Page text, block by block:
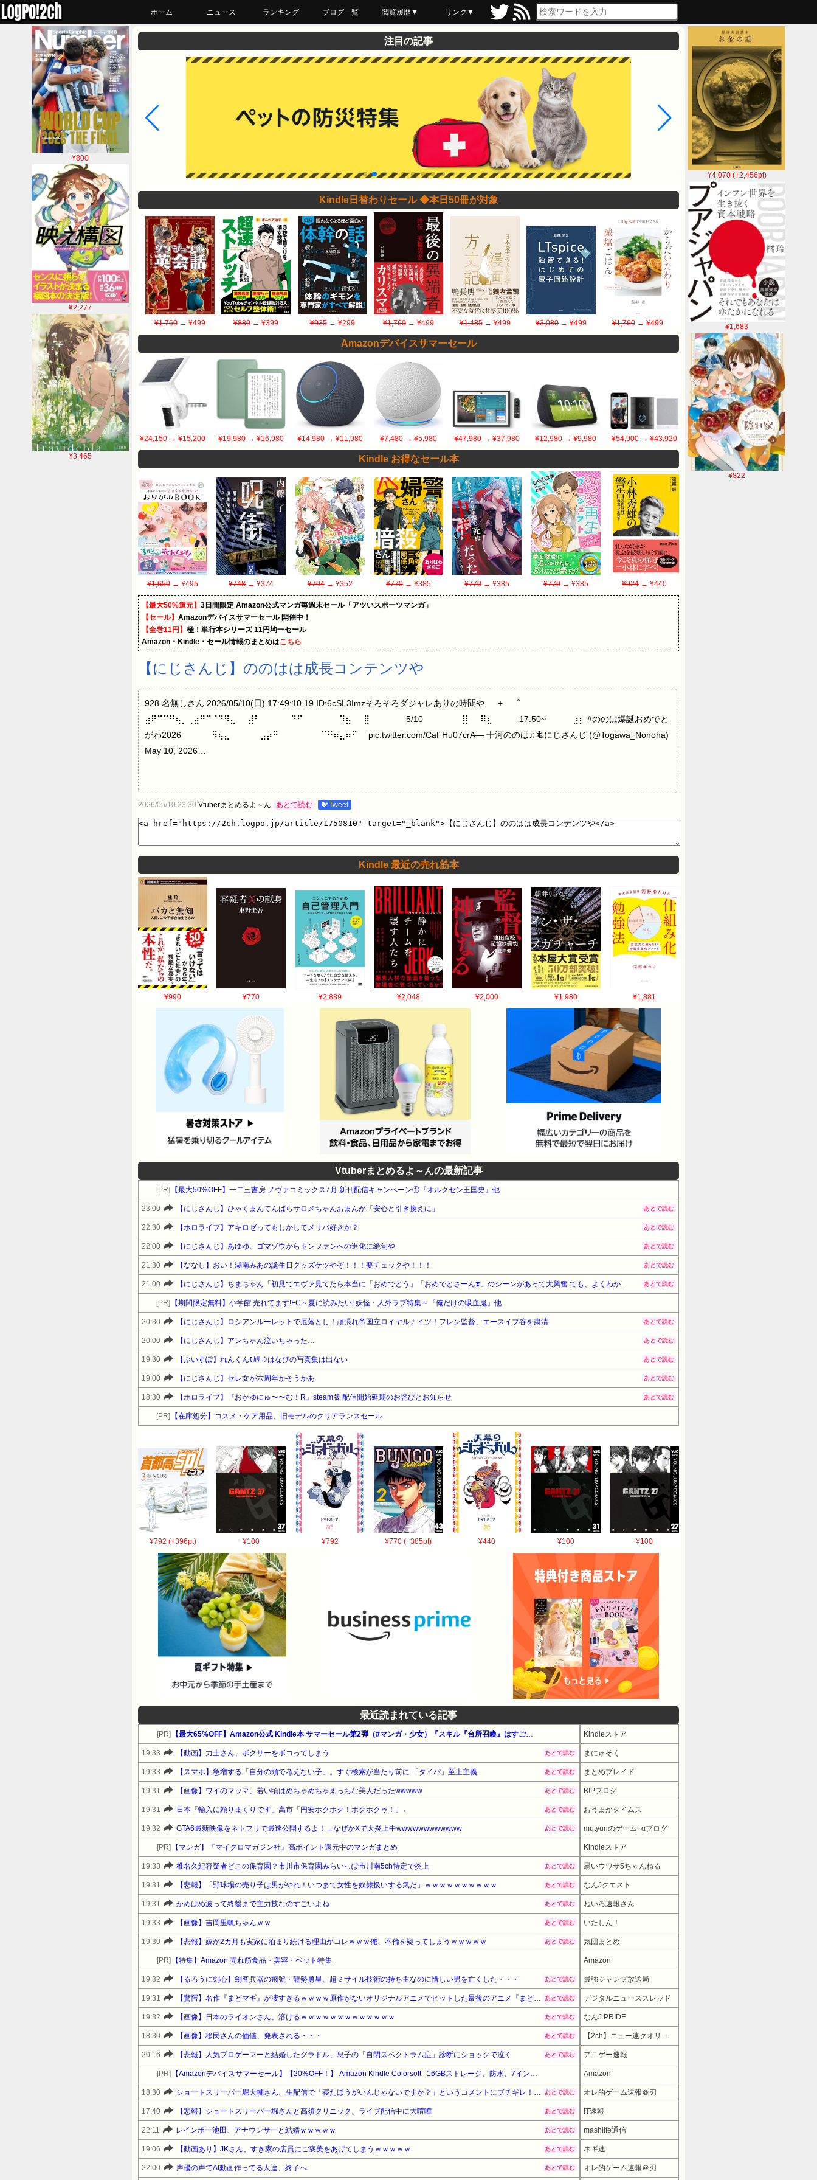
ホーム ニュース ランキング ブログ一覧 閲覧履歴▼
最近読んだ
あとで読む
ブックマーク
リンク▼
¥4,070 (+2,456pt)
¥1,683
¥822
¥800
¥2,277
¥3,465
注目の記事
Kindle日替わりセール ◆本日50冊が対象
¥1,760→ ¥499 ¥880 → ¥399 ¥935→ ¥299 ¥1,760 → ¥499 ¥1,485→ ¥499 ¥3,080 → ¥499 ¥1,760→ ¥499
Amazonデバイスサマーセール
¥24,150 → ¥15,200 ¥19,980→ ¥16,980 ¥14,980→ ¥11,980 ¥7,480→ ¥5,980 ¥47,980→ ¥37,980 ¥12,980→ ¥9,980 ¥54,900→ ¥43,920
Kindle お得なセール本
¥1,650 → ¥495 ¥748→ ¥374 ¥704→ ¥352 ¥770→ ¥385 ¥770→ ¥385 ¥770→ ¥385 ¥924→ ¥440
【最大50%還元】 3日間限定 Amazon公式マンガ毎週末セール「アツいスポーツマンガ」
【セール】 Amazonデバイスサマーセール 開催中！
【全巻11円】 極！単行本シリーズ 11円均一セール
Amazon・Kindle・セール情報のまとめはこちら
【にじさんじ】ののはは成長コンテンツや
928 名無しさん 2026/05/10(日) 17:49:10.19 ID:6cSL3Imzそろそろダジャレありの時間や. +⠀ ⠀˚⠀
⣴⠟⠉⠉⠛⢦⡀⢀⣴⠛⠉⠈⠙⠻⣄⠀⠀⣼⠃⠀⠀⠀⠀⠀⠙⠋⠀⠀⠀⠀⠀⠀⠹⣦⠀⠀⣿⠀⠀⠀⠀⠀⠀5/10⠀⠀ ⠀⠀⠀⠀⣿⠀⠀⠿⣆⠀⠀ ⠀⠀17:50~⠀⠀⠀ ⠀⣰⡆ #ののは爆誕おめでと
がわ2026⠀⠀⠀⠀⠀⠻⢦⣄⠀⠀⠀⠀⠀⣠⡴⠛⠀⠀⠀⠀⠀⠀⠀⠉⠛⠶⣄⠶⠋ ⠀ pic.twitter.com/CaFHu07crA— 十河ののは♫🦎にじさんじ (@Togawa_Nonoha)
May 10, 2026…
2026/05/10 23:30 Vtuberまとめるよ～ん あとで読む 🐦Tweet
Kindle 最近の売れ筋本
¥990 ¥770 ¥2,889 ¥2,048 ¥2,000 ¥1,980 ¥1,881
Vtuberまとめるよ～んの最新記事
[PR] 【最大50%OFF】一二三書房 ノヴァコミックス7月 新刊配信キャンペーン①『オルクセン王国史』他
23:00 【にじさんじ】ひゃくまんてんばらサロメちゃんおまんが「安心と引き換えに」 あとで読む
22:30 【ホロライブ】アキロゼってもしかしてメリバ好きか？ あとで読む
22:00 【にじさんじ】あゆゆ、ゴマゾウからドンファンへの進化に絶句や あとで読む
21:30 【ななし】おい！湖南みあの誕生日グッズケツやぞ！！！要チェックや！！！ あとで読む
21:00 【にじさんじ】ちまちゃん「初見でエヴァ見てたら本当に「おめでとう」「おめでとさーん❣️」のシーンがあって大興奮 でも、よくわからなかった」 あとで読む
[PR] 【期間限定無料】小学館 売れてます!FC～夏に読みたい! 妖怪・人外ラブ特集～『俺だけの吸血鬼』他
20:30 【にじさんじ】ロシアンルーレットで厄落とし！頑張れ帝国立ロイヤルナイツ！フレン監督、エースイブ谷を粛清 あとで読む
20:00 【にじさんじ】アンちゃん泣いちゃった… あとで読む
19:30 【ぶいすぽ】れんくんﾓｶｻｰﾝはなびの写真集は出ない あとで読む
19:00 【にじさんじ】セレ女が六周年かそうかあ あとで読む
18:30 【ホロライブ】『おかゆにゅ〜〜む！R』steam版 配信開始延期のお詫びとお知らせ あとで読む
[PR] 【在庫処分】コスメ・ケア用品、旧モデルのクリアランスセール
¥792 (+396pt) ¥100 ¥792 ¥770 (+385pt) ¥440 ¥100 ¥100
最近読まれている記事
[PR] 【最大65%OFF】Amazon公式 Kindle本 サマーセール第2弾（#マンガ・少女）『スキル『台所召喚』はすごい！』『魔物をペット化する能力が目覚めました』『追放された元令嬢、森で拾った皇子に溺愛され聖女に目覚める』他 Kindleストア
19:33 【動画】力士さん、ボクサーをボコってしまう あとで読む まにゅそく
19:33 【スマホ】急増する「自分の頭で考えない子」。すぐ検索が当たり前に 「タイパ」至上主義 あとで読む まとめブレイド
19:31 【画像】ワイのマッマ、若い頃はめちゃめちゃえっちな美人だったwwwww あとで読む BIPブログ
19:31 日本「輸入に頼りまくりです」高市「円安ホクホク！ホクホクゥ！」← あとで読む おうまがタイムズ
19:32 GTA6最新映像をネトフリで最速公開するよ！→なぜかXで大炎上中wwwwwwwwwwww あとで読む mutyunのゲーム+αブログ
[PR] 【マンガ】『マイクロマガジン社』高ポイント還元中のマンガまとめ Kindleストア
19:33 椎名久紀容疑者どこの保育園？市川市保育園みらいっぽ市川南5ch特定で炎上 あとで読む 黒いウワサ5ちゃんねる
19:31 【悲報】「野球場の売り子は男がやれ！いつまで女性を奴隷扱いする気だ」ｗｗｗｗｗｗｗｗｗｗ あとで読む なんJクエスト
19:31 かめはめ波って終盤まで主力技なのすごいよね あとで読む ねいろ速報さん
19:33 【画像】吉岡里帆ちゃんｗｗ あとで読む いたしん！
19:30 【悲報】嫁が2カ月も実家に泊まり続ける理由がコレｗｗｗ俺、不倫を疑ってしまうｗｗｗｗｗ あとで読む 気団まとめ
[PR] 【特集】Amazon 売れ筋食品・美容・ペット特集 Amazon
19:32 【るろうに剣心】劍客兵器の飛號・龍勢勇星、超ミサイル技術の持ち主なのに惜しい男を亡くした・・・ あとで読む 最強ジャンプ放送局
19:31 【驚愕】名作『まどマギ』が凄すぎるｗｗｗｗ原作がないオリジナルアニメでヒットした最後のアニメ『まどマギ』（2011）を最後にヒットなし…もしかして… あとで読む デジタルニューススレッド
19:32 【画像】日本のライオンさん、溶けるｗｗｗｗｗｗｗｗｗｗｗｗｗ あとで読む なんJ PRIDE
18:30 【画像】移民さんの価値、発表される・・・ あとで読む 【2ch】ニュー速クオリティ
20:16 【悲報】人気プロゲーマーと結婚したグラドル、息子の「自閉スペクトラム症」診断にショックで泣く あとで読む アニゲー速報
[PR] 【Amazonデバイスサマーセール】【20%OFF！】 Amazon Kindle Colorsoft | 16GBストレージ、防水、7インチカラーディスプレイ、色調調節ライト、最大8週間持続バッテリー、広告無し、ブラック (2025年発売) Amazon
18:30 ショートスリーパー堀大輔さん、生配信で「寝たほうがいんじゃないですか？」というコメントにブチギレ！ガチで怖すぎると話題に・・・ あとで読む オレ的ゲーム速報＠刃
17:40 【悲報】ショートスリーパー堀さんと高須クリニック、ライブ配信中に大喧嘩 あとで読む IT速報
22:11 レインボー池田、アナウンサーと結婚ｗｗｗｗｗ あとで読む mashlife通信
19:06 【動画あり】JKさん、すき家の店員にご褒美をあげてしまうｗｗｗｗｗ あとで読む ネギ速
22:00 声優の声でAI動画作ってる人達、終了へ あとで読む オレ的ゲーム速報＠刃